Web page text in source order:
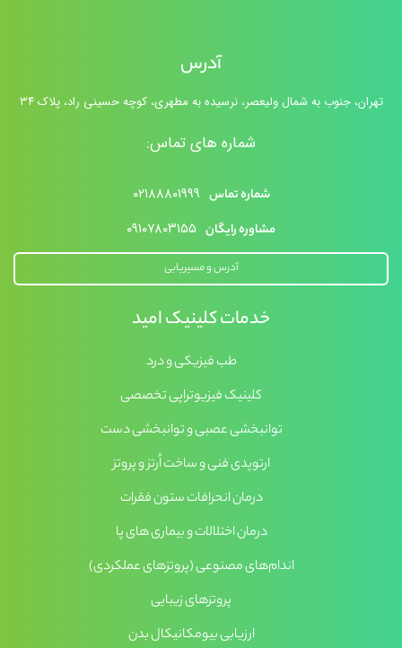
آدرس
تهران، جنوب به شمال ولیعصر، نرسیده به مطهری، کوچه حسینی راد، پلاک ۳۴
شماره های تماس:
شماره تماس ۰۲۱۸۸۸۰۱۹۹۹
مشاوره رایگان ۰۹۱۰۷۸۰۳۱۵۵
آدرس و مسیریابی
خدمات کلینیک امید
طب فیزیکی و درد
کلینیک فیزیوتراپی تخصصی
توانبخشی عصبی و توانبخشی دست
ارتوپدی فنی و ساخت اُرتز و پروتز
درمان انحرافات ستون فقرات
درمان اختلالات و بیماری های پا
اندام‌های مصنوعی (پروتزهای عملکردی)
پروتزهای زیبایی
ارزیابی بیومکانیکال بدن